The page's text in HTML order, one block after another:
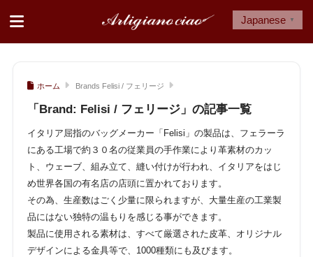
ホーム Brands Felisi / フェリージ
「Brand: Felisi / フェリージ」の記事一覧
イタリア屈指のバッグメーカー「Felisi」の製品は、フェラーラ
にある工場で約３０名の従業員の手作業により革素材のカッ
ト、ウェーブ、組み立て、縫い付けが行われ、イタリアをはじ
め世界各国の有名店の店頭に置かれております。
その為、生産数はごく少量に限られますが、大量生産の工業製
品にはない独特の温もりを感じる事ができます。
製品に使用される素材は、すべて厳選された皮革、オリジナル
デザインによる金具等で、1000種類にも及びます。
Japanese ▼